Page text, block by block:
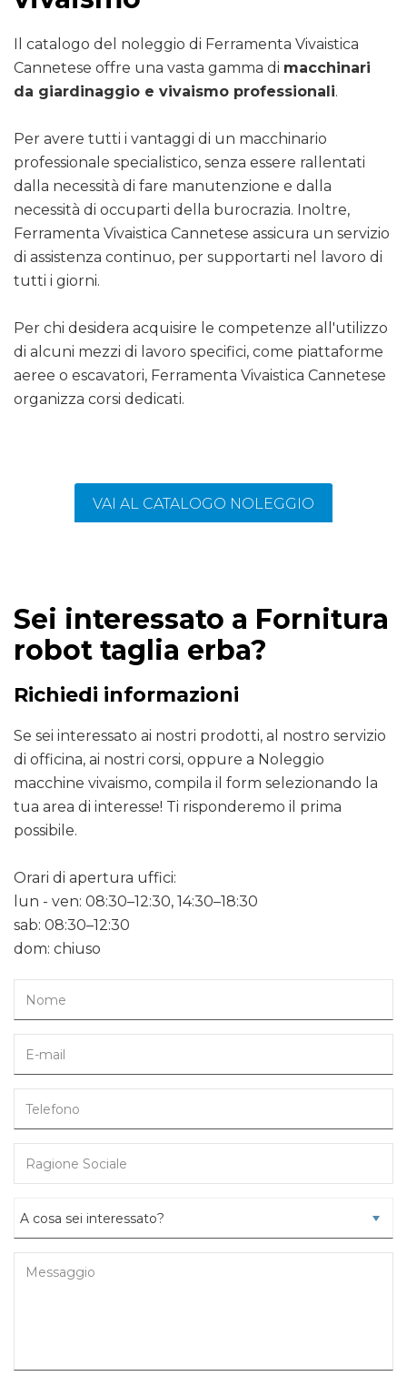
Il catalogo del noleggio di Ferramenta Vivaistica
Cannetese offre una vasta gamma di macchinari
da giardinaggio e vivaismo professionali.
Per avere tutti i vantaggi di un macchinario
professionale specialistico, senza essere rallentati
dalla necessità di fare manutenzione e dalla
necessità di occuparti della burocrazia. Inoltre,
Ferramenta Vivaistica Cannetese assicura un servizio
di assistenza continuo, per supportarti nel lavoro di
tutti i giorni.
Per chi desidera acquisire le competenze all'utilizzo
di alcuni mezzi di lavoro specifici, come piattaforme
aeree o escavatori, Ferramenta Vivaistica Cannetese
organizza corsi dedicati.
VAI AL CATALOGO NOLEGGIO
Sei interessato a Fornitura
robot taglia erba?
Richiedi informazioni
Se sei interessato ai nostri prodotti, al nostro servizio
di officina, ai nostri corsi, oppure a Noleggio
macchine vivaismo, compila il form selezionando la
tua area di interesse! Ti risponderemo il prima
possibile.
Orari di apertura uffici:
lun - ven: 08:30–12:30, 14:30–18:30
sab: 08:30–12:30
dom: chiuso